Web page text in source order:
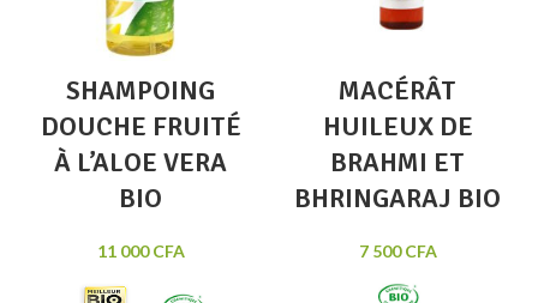
SHAMPOING
DOUCHE FRUITÉ
À L’ALOE VERA
BIO
11 000CFA
MACÉRÂT
HUILEUX DE
BRAHMI ET
BHRINGARAJ BIO
7 500CFA